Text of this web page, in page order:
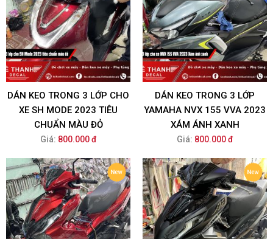
DÁN KEO TRONG 3 LỚP CHO
XE SH MODE 2023 TIÊU
CHUẨN MÀU ĐỎ
Giá: 800.000 đ
DÁN KEO TRONG 3 LỚP
YAMAHA NVX 155 VVA 2023
XÁM ÁNH XANH
Giá: 800.000 đ